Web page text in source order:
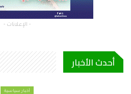
- الإعلانات -
أحدث الأخبار
أخبار سياسية